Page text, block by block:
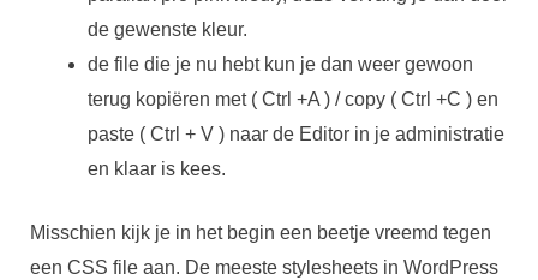
de gewenste kleur.
de file die je nu hebt kun je dan weer gewoon
terug kopiëren met ( Ctrl +A ) / copy ( Ctrl +C ) en
paste ( Ctrl + V ) naar de Editor in je administratie
en klaar is kees.
Misschien kijk je in het begin een beetje vreemd tegen
een CSS file aan. De meeste stylesheets in WordPress